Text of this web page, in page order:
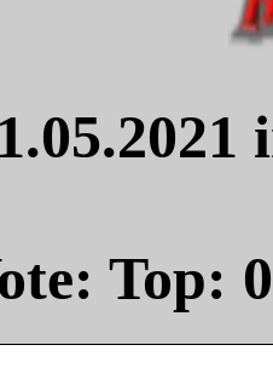
Top: 0